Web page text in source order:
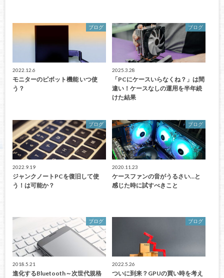
ブログ
2022.12.6
モニターのピボット機能 いつ使
う？
ブログ
2025.3.28
「PCにケースいらなくね？」は間
違い！ケースなしの運用を半年続
けた結果
ブログ
2022.9.19
ジャンクノートPCを復旧して使
う！は可能か？
ブログ
2020.11.23
ケースファンの音がうるさい…と
感じた時に試すべきこと
ブログ
2018.5.21
進化するBluetooth～次世代規格
ブログ
2022.5.26
ついに到来？GPUの買い時を考え